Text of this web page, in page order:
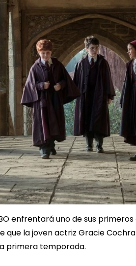
enfrentará uno de sus
la joven actriz Gracie
primera temporada.